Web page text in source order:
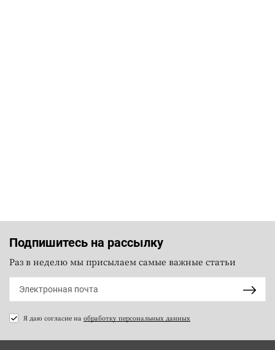
Подпишитесь на рассылку
Раз в неделю мы присылаем самые важные статьи
Я даю согласие на обработку персональных данных